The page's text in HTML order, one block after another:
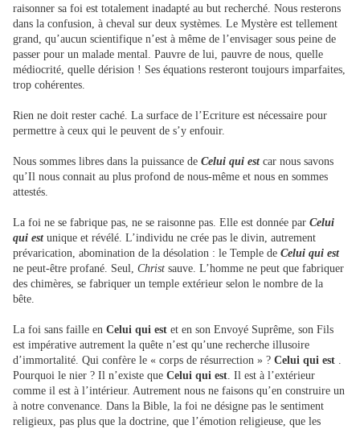
raisonner sa foi est totalement inadapté au but recherché. Nous resterons
dans la confusion, à cheval sur deux systèmes. Le Mystère est tellement
grand, qu’aucun scientifique n’est à même de l’envisager sous peine de
passer pour un malade mental. Pauvre de lui, pauvre de nous, quelle
médiocrité, quelle dérision ! Ses équations resteront toujours imparfaites,
trop cohérentes.
Rien ne doit rester caché. La surface de l’Ecriture est nécessaire pour
permettre à ceux qui le peuvent de s’y enfouir.
Nous sommes libres dans la puissance de Celui qui est car nous savons
qu’Il nous connait au plus profond de nous-même et nous en sommes
attestés.
La foi ne se fabrique pas, ne se raisonne pas. Elle est donnée par Celui
qui est unique et révélé. L’individu ne crée pas le divin, autrement
prévarication, abomination de la désolation : le Temple de Celui qui est
ne peut-être profané. Seul, Christ sauve. L’homme ne peut que fabriquer
des chimères, se fabriquer un temple extérieur selon le nombre de la
bête.
La foi sans faille en Celui qui est et en son Envoyé Suprême, son Fils
est impérative autrement la quête n’est qu’une recherche illusoire
d’immortalité. Qui confère le « corps de résurrection » ? Celui qui est
Pourquoi le nier ? Il n’existe que Celui qui est . Il est à l’extérieur
comme il est à l’intérieur. Autrement nous ne faisons qu’en construire un
à notre convenance. Dans la Bible, la foi ne désigne pas le sentiment
religieux, pas plus que la doctrine, que l’émotion religieuse, que les